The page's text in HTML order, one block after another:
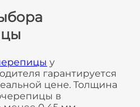
у
гарантируется
цене. Толщина
в